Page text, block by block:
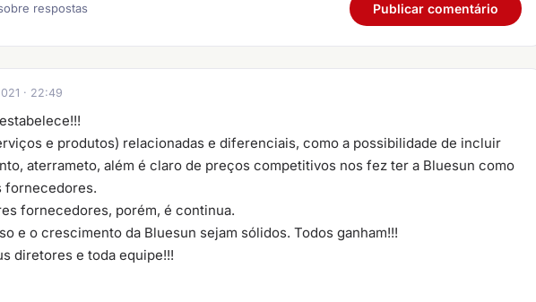
respostas
· 22:49
e produtos) relacionadas e diferenciais, como a possibilidade de incluir
aterrameto, além é claro de preços competitivos nos fez ter a Bluesun como
fornecedores.
fornecedores, porém, é continua.
e o crescimento da Bluesun sejam sólidos. Todos ganham!!!
diretores e toda equipe!!!